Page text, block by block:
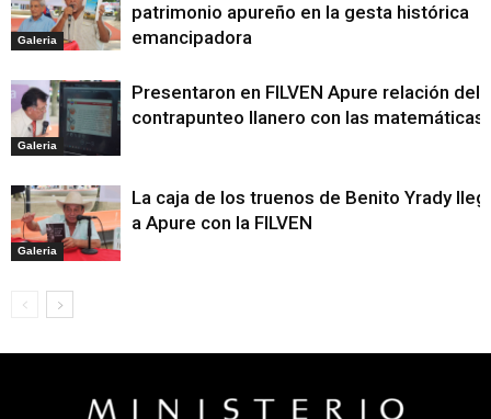
Galeria
patrimonio apureño en la gesta histórica
emancipadora
Galeria
Presentaron en FILVEN Apure relación del
contrapunteo llanero con las matemáticas
Galeria
La caja de los truenos de Benito Yrady
a Apure con la FILVEN